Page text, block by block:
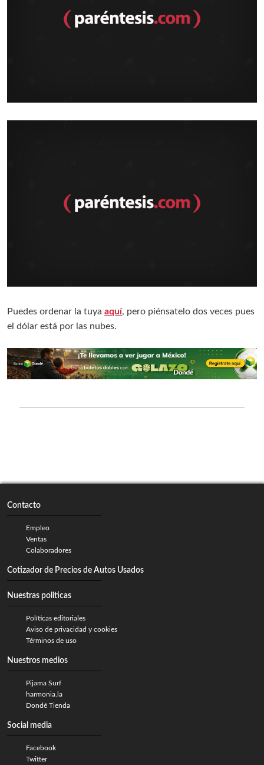
Puedes ordenar la tuya aquí, pero piénsatelo dos veces pues
el dólar está por las nubes.
Contacto
Empleo
Ventas
Colaboradores
Cotizador de Precios de Autos Usados
Nuestras politicas
Políticas editoriales
Aviso de privacidad y cookies
Términos de uso
Nuestros medios
Pijama Surf
harmonia.la
Dondé Tienda
Social media
Facebook
Twitter